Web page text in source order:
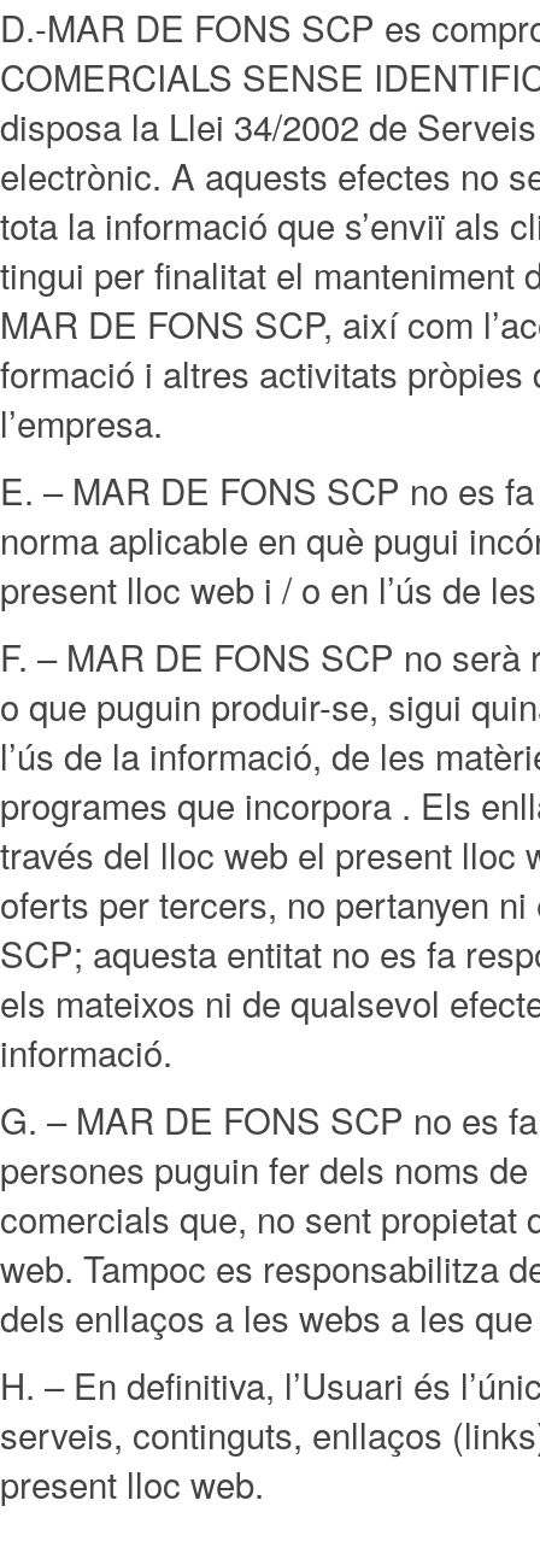
D.-MAR DE FONS SCP es
COMERCIALS SENSE
disposa la Llei 34/2002 de
electrònic. A aquests efectes no
tota la informació que s’enviï als
tingui per finalitat el manteniment
MAR DE FONS SCP, així com
formació i altres activitats
l’empresa.
E. – MAR DE FONS SCP no es
norma aplicable en què pugui
present lloc web i / o en l’ús de
F. – MAR DE FONS SCP no
o que puguin produir-se, sigui
l’ús de la informació, de les
programes que incorpora . Els
través del lloc web el present lloc
oferts per tercers, no pertanyen
SCP; aquesta entitat no es fa
els mateixos ni de qualsevol
informació.
G. – MAR DE FONS SCP no es
persones puguin fer dels noms
comercials que, no sent propietat
web. Tampoc es responsabilitza
dels enllaços a les webs a les
H. – En definitiva, l’Usuari és
serveis, continguts, enllaços
present lloc web.